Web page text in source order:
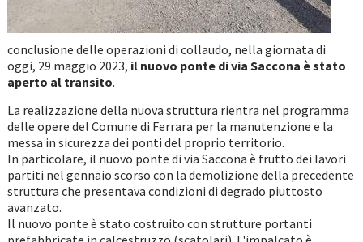
conclusione delle operazioni di collaudo, nella giornata di
oggi, 29 maggio 2023, il nuovo ponte di via Saccona è stato
aperto al transito.
La realizzazione della nuova struttura rientra nel programma
delle opere del Comune di Ferrara per la manutenzione e la
messa in sicurezza dei ponti del proprio territorio.
In particolare, il nuovo ponte di via Saccona è frutto dei lavori
partiti nel gennaio scorso con la demolizione della precedente
struttura che presentava condizioni di degrado piuttosto
avanzato.
Il nuovo ponte è stato costruito con strutture portanti